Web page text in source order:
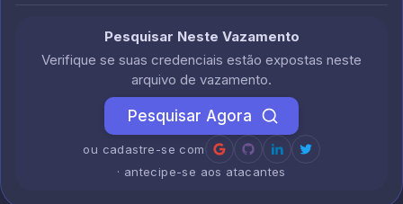
Pesquisar Neste Vazamento
Verifique se suas credenciais estão expostas neste
arquivo de vazamento.
Pesquisar Agora
ou cadastre-se com
· antecipe-se aos atacantes